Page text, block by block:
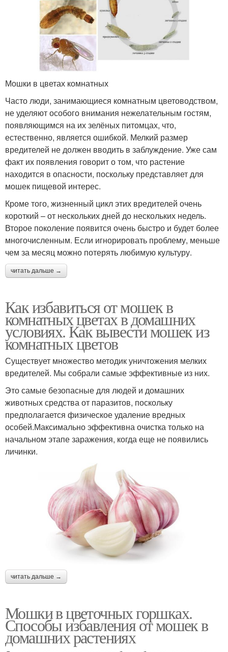
Мошки в цветах комнатных
Часто люди, занимающиеся комнатным цветоводством,
не уделяют особого внимания нежелательным гостям,
появляющимся на их зелёных питомцах, что,
естественно, является ошибкой. Мелкий размер
вредителей не должен вводить в заблуждение. Уже сам
факт их появления говорит о том, что растение
находится в опасности, поскольку представляет для
мошек пищевой интерес.
Кроме того, жизненный цикл этих вредителей очень
короткий – от нескольких дней до нескольких недель.
Второе поколение появится очень быстро и будет более
многочисленным. Если игнорировать проблему, меньше
чем за месяц можно потерять любимую культуру.
читать дальше →
Как избавиться от мошек в
комнатных цветах в домашних
условиях. Как вывести мошек из
комнатных цветов
Существует множество методик уничтожения мелких
вредителей. Мы собрали самые эффективные из них.
Это самые безопасные для людей и домашних
животных средства от паразитов, поскольку
предполагается физическое удаление вредных
особей.Максимально эффективна очистка только на
начальном этапе заражения, когда еще не появились
личинки.
читать дальше →
Мошки в цветочных горшках.
Способы избавления от мошек в
домашних растениях